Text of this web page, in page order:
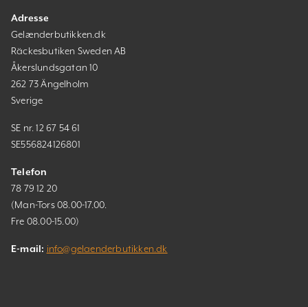
Adresse
Gelænderbutikken.dk
Räckesbutiken Sweden AB
Åkerslundsgatan 10
262 73 Ängelholm
Sverige
SE nr. 12 67 54 61
SE556824126801
Telefon
78 79 12 20
(Man-Tors 08.00-17.00.
Fre 08.00-15.00)
E-mail: info@gelaenderbutikken.dk